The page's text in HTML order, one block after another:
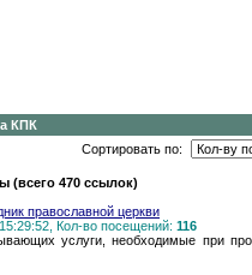
КПК
Сортировать по:
(всего 470 ссылок)
православной церкви
Кол-во посещений: 116
услуги, необходимые при